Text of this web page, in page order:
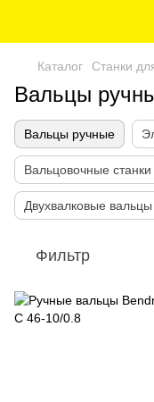
Каталог Станки
Вальцы
Вальцы ручные
Вальцовочные
Двухвалковые вальцы
Фильтр